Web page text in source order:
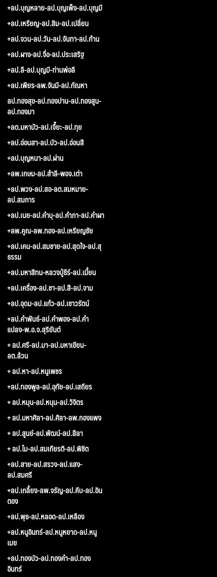
+ลป.บุญหลาย-ลป.บุญเพ็ง-ลป.บุญมี
+ลป.เหรียญ-ลป.สิม-ลป.เปลี่ยน
+ลป.จวน-ลป.วัน-ลป.จันทา-ลป.ก้าน
+ลป.ผาง-ลป.จื่อ-ลป.ประเสริฐ
+ลป.ลี-ลป.บุญมี-ท่านพ่อลี
+ลป.เพียร-ลพ.จันมี-ลป.กัณหา
ลป.ทองสุข-ลป.ทองปาน-ลป.ทองสูน-
ลป.ทองมา
+ลต.มหาบัว-ลป.เจี๊ยะ-ลป.ทุย
+ลป.อ่อนสา-ลป.บัว-ลป.อ่อนสี
+ลป.บุญหนา-ลป.ผ่าน
+ลพ.เกษม-ลป.สำลี-พอจ.เต่า
+ลป.พวง-ลป.สอ-ลต.สมหมาย-
ลป.สมภาร
+ลป.เนย-ลป.คำบุ-ลป.คำภา-ลป.คำผา
+ลพ.คูณ-ลพ.ทอง-ลป.เหรียญชัย
+ลป.เคน-ลป.สมชาย-ลป.สุดใจ-ลป.สุ
ธรรม
+ลป.มหาสีทน-หลวงปู่ธีร์-ลป.เมี้ยน
+ลป.เครื่อง-ลป.ชา-ลป.สี-ลป.จาม
+ลป.อุดม-ลป.แก้ว-ลป.เชาวรัตน์
+ลป.คำพันธ์-ลป.คำพอง-ลป.คำ
แปลง-พ.อ.จ.สุริยันต์
+ ลป.ศรี-ลป.มา-ลป.มหาเขียน-
ลต.ล้วน
+ ลป.หา-ลป.หนูเพชร
+ลป.ทองพูล-ลป.อุทัย-ลป.เสถียร
+ ลป.หมุน-ลป.หนุน-ลป.วิจิตร
+ ลป.มหาศิลา-ลป.ศิลา-ลพ.กองแพง
+ ลป.สูนย์-ลป.พัฒน์-ลป.สีลา
+ ลป.ไม-ลป.สมเกียรติ-ลป.พิชิต
+ลป.สาย-ลป.สรวง-ลป.แสง-
ลป.สมศรี
+ลป.เกลี้ยง-ลพ.จรัญ-ลป.คีบ-ลป.อิน
ตอง
+ลป.พุธ-ลป.หลอด-ลป.เหลือง
+ลป.หนูอินทร์-ลป.หนูหยาด-ลป.หนู
เมย
+ลป.ทองบัว-ลป.ทองคำ-ลป.ทอง
อินทร์